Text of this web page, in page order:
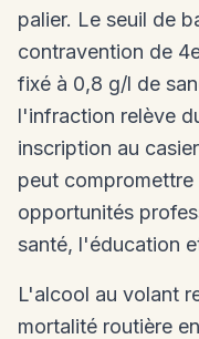
palier. Le seuil de
contravention de
fixé à 0,8 g/l de
l'infraction relève
inscription au
peut
opportunités
santé, l'éducation
L'alcool au volant
mortalité routière